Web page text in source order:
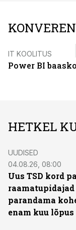
IT KOOLITUS
Power BI
HETKEL
UUDISED
04.08.26, 08:00
Uus TSD kord
parandama
enam kuu lõpus